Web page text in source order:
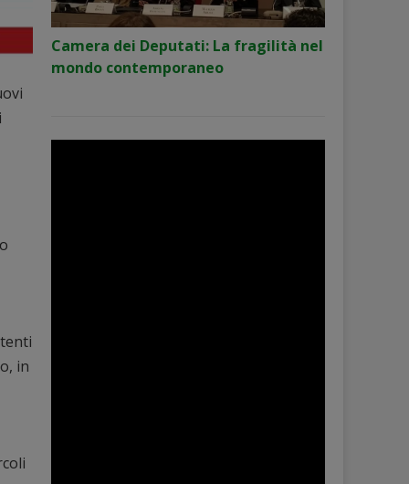
in
Camera dei Deputati: La fragilità nel
mondo contemporaneo